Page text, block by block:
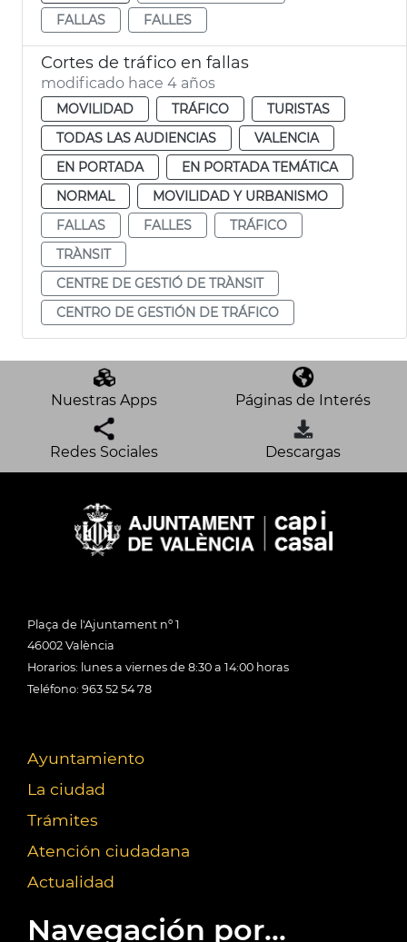
FALLAS
FALLES
Cortes de tráfico en fallas
modificado hace 4 años
MOVILIDAD TRÁFICO
TURISTAS
TODAS LAS AUDIENCIAS
VALENCIA
EN PORTADA
EN PORTADA TEMÁTICA
NORMAL
MOVILIDAD Y URBANISMO
FALLAS
FALLES
TRÁFICO
TRÀNSIT
CENTRE DE GESTIÓ DE TRÀNSIT
CENTRO DE GESTIÓN DE TRÁFICO
Nuestras Apps Páginas de Interés
Redes Sociales Descargas
Plaça de l'Ajuntament nº 1
46002 València
Horarios: lunes a viernes de 8:30 a 14:00 horas
Teléfono: 963 52 54 78
Ayuntamiento
La ciudad
Trámites
Atención ciudadana
Actualidad
Navegación por...